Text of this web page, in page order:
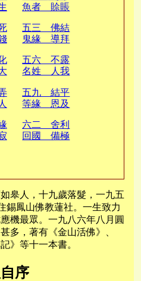
魚者 賒賬
五三 佛結
鬼緣 導拜
五六 不露
名姓 人我
五九 結平
等緣 恩及
六二 舍利
回國 備極
皋人，十九歲落髮，一九五
錫鳳山佛教蓮社。一生致力
機最眾。一九八六年八月圓
多，著有《金山活佛》、
》等十一本書。
序